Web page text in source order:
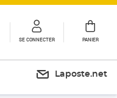
SE CONNECTER PANIER
Laposte.net